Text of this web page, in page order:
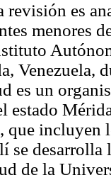
revisión es
menores
Venezuela,
es un
estado
que incluyen
se desarrolla
de la